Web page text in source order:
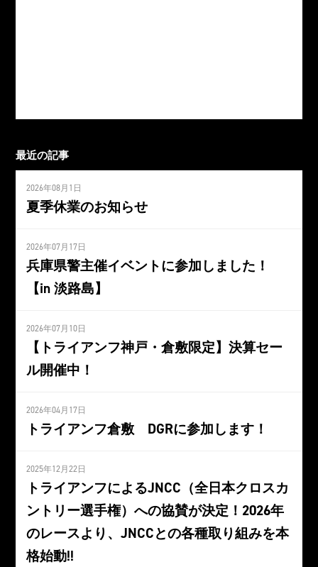
最近の記事
2026年08月1日
夏季休業のお知らせ
2026年07月17日
兵庫県警主催イベントに参加しました！
【in 淡路島】
2026年07月10日
【トライアンフ神戸・倉敷限定】決算セー
ル開催中！
2026年04月17日
トライアンフ倉敷 DGRに参加します！
2025年12月22日
トライアンフによるJNCC（全日本クロスカ
ントリー選手権）への協賛が決定！2026年
のレースより、JNCCとの各種取り組みを本
格始動!!